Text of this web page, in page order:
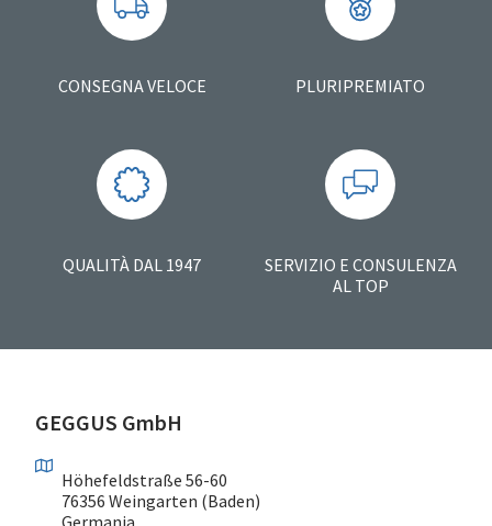
CONSEGNA VELOCE PLURIPREMIATO
QUALITÀ DAL 1947
SERVIZIO E CONSULENZA
AL TOP
GEGGUS GmbH
Höhefeldstraße 56-60
76356 Weingarten (Baden)